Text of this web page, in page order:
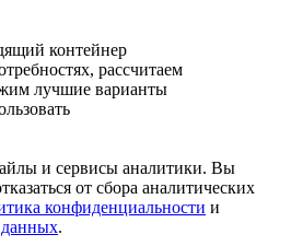
контейнер
рассчитаем
лучшие варианты
и сервисы аналитики. Вы
от сбора аналитических
конфиденциальности и
данных.